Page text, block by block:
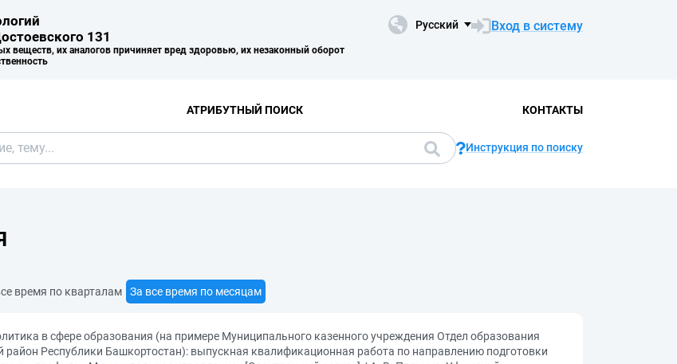
131
веществ, их аналогов причиняет вред здоровью, их незаконный оборот
Русский Вход в систему
АТРИБУТНЫЙ ПОИСК КОНТАКТЫ
Инструкция по поиску
время по кварталам За все время по месяцам
в сфере образования (на примере Муниципального казенного учреждения Отдел образования
Республики Башкортостан): выпускная квалификационная работа по направлению подготовки